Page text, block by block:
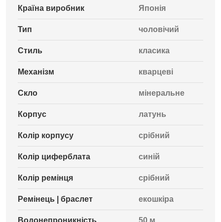
Країна виробник Японія
Тип чоловічий
Стиль класика
Механізм кварцеві
Скло мінеральне
Корпус латунь
Колір корпусу срібний
Колір циферблата синій
Колір ремінця срібний
Ремінець | браслет екошкіра
Водонепроникність 50 м